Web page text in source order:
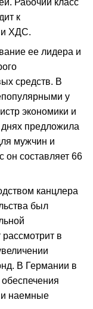
Рабочий класс
к
и ХДС.
ее лидера и
средств. В
у
экономики и
предложила
мужчин и
он составляет 66
канцлера
был
в
В Германии в
и наемные